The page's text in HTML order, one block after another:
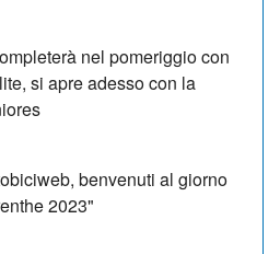
nel pomeriggio con
si apre adesso con la
benvenuti al giorno
2023"